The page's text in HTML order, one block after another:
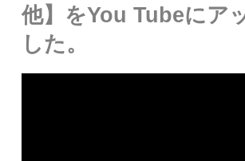
他】をYou Tubeにア
した。